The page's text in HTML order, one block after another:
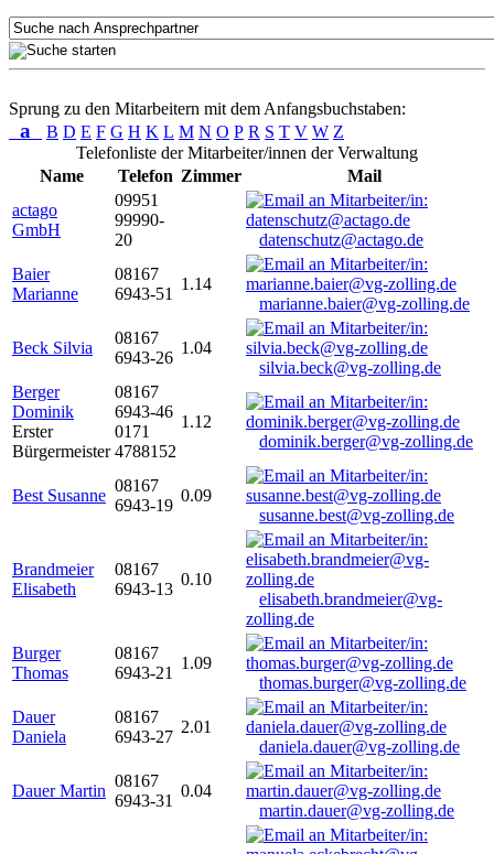
Sprung zu den Mitarbeitern mit dem Anfangsbuchstaben:
a B D E F G H K L M N O P R S T V W Z
Telefonliste der Mitarbeiter/innen der Verwaltung
Name
Telefon Zimmer
Mail
actago
GmbH
09951
99990-
20
datenschutz@actago.de
Baier
Marianne
08167
6943-51
1.14
marianne.baier@vg-zolling.de
Beck Silvia
08167
6943-26
1.04
silvia.beck@vg-zolling.de
Berger
Dominik
Erster
Bürgermeister
08167
6943-46
0171
4788152
1.12
dominik.berger@vg-zolling.de
Best Susanne
08167
6943-19
0.09
susanne.best@vg-zolling.de
Brandmeier
Elisabeth
08167
6943-13
0.10
elisabeth.brandmeier@vg-
zolling.de
Burger
Thomas
08167
6943-21
1.09
thomas.burger@vg-zolling.de
Dauer
Daniela
08167
6943-27
2.01
daniela.dauer@vg-zolling.de
Dauer Martin
08167
6943-31
0.04
martin.dauer@vg-zolling.de